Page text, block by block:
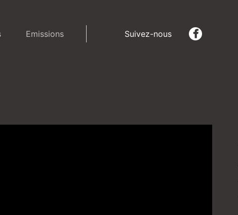
Emissions Suivez-nous